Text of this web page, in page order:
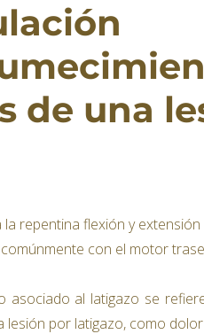
de una
repentina flexión y
con el motor
asociado al latigazo se
por latigazo, como